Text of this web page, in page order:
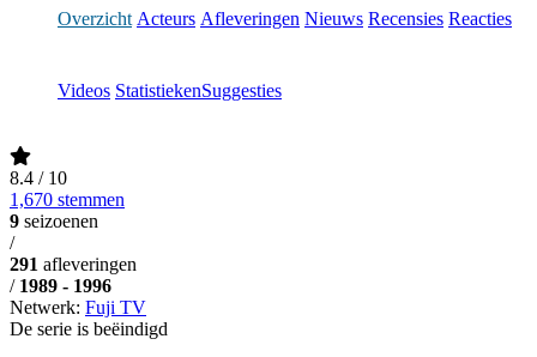
Overzicht Acteurs Afleveringen Nieuws Recensies Reacties
Videos StatistiekenSuggesties
8.4 / 10
1,670 stemmen
9 seizoenen
/
291 afleveringen
/ 1989 - 1996
Netwerk: Fuji TV
De serie is beëindigd